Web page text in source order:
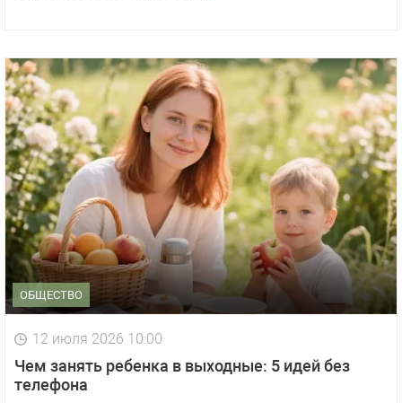
ОБЩЕСТВО
12 июля 2026 10:00
Чем занять ребенка в выходные: 5 идей без
телефона